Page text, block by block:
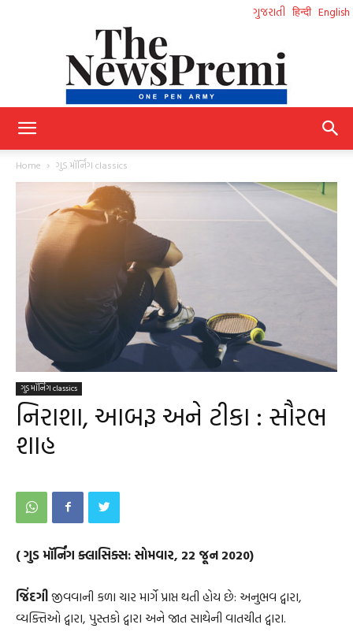
ગુજરાતી हिन्दी English
Home ગુડ મૉર્નિંગ classics
ગુડ મૉર્નિંગ classics
નિરાશા, આબરૂ અને ટીકા : સૌરભ
શાહ
( ગુડ મૉર્નિંગ ક્લાસિક્સ: સોમવાર, 22 જૂન 2020)
જિંદગીજીવવાની કળા ચાર માર્ગે પ્રાપ્ત થતી હોય છે: અનુભવ દ્વારા,
વ્યક્તિઓ દ્વારા, પુસ્તકો દ્વારા અને જાત સાથેની વાતચીત દ્વારા.